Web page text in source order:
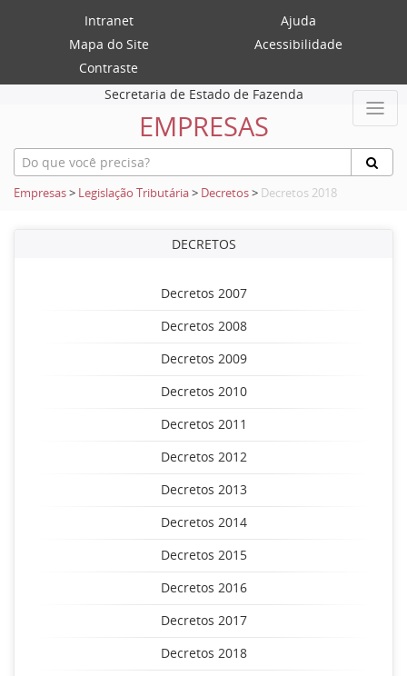
Intranet
Ajuda
Mapa do Site
Acessibilidade
Contraste
Secretaria de Estado de Fazenda
EMPRESAS
Empresas> Legislação Tributária> Decretos> Decretos 2018
DECRETOS
Decretos 2007
Decretos 2008
Decretos 2009
Decretos 2010
Decretos 2011
Decretos 2012
Decretos 2013
Decretos 2014
Decretos 2015
Decretos 2016
Decretos 2017
Decretos 2018